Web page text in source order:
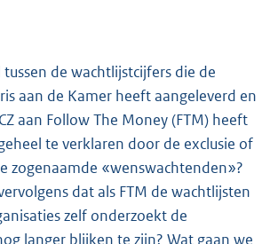
tussen de wachtlijstcijfers die de
aan de Kamer heeft aangeleverd en
aan Follow The Money (FTM) heeft
te verklaren door de exclusie of
zogenaamde «wenswachtenden»?
dat als FTM de wachtlijsten
zelf onderzoekt de
langer blijken te zijn? Wat gaan we